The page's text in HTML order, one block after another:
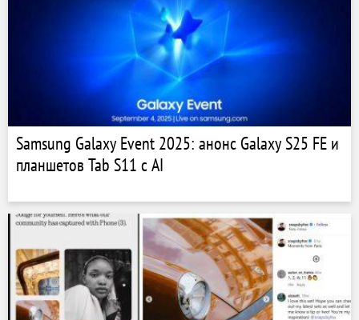
Samsung Galaxy Event 2025: анонс Galaxy S25 FE и
планшетов Tab S11 с AI